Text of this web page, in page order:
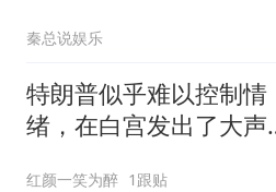
秦总说娱乐
特朗普似乎难以控制情
绪，在白宫发出了大声
红颜一笑为醉 1跟贴